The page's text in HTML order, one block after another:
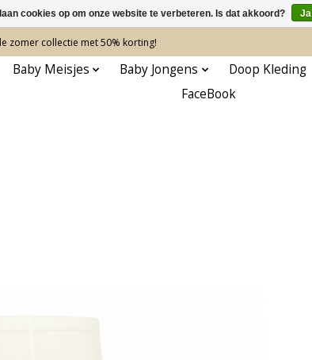
zomer collectie met 50% korting!
Baby Meisjes Baby Jongens Doop Kleding
FaceBook
cookies op om onze website te verbeteren. Is dat akkoord? Ja